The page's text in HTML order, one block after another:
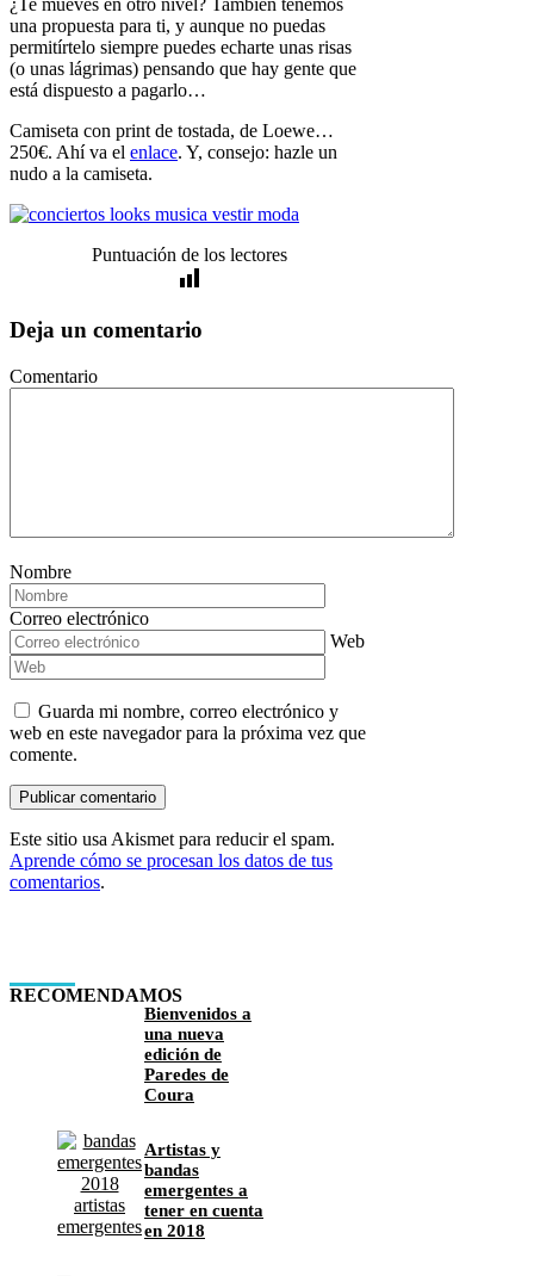
¿Te mueves en otro nivel? También tenemos
una propuesta para ti, y aunque no puedas
permitírtelo siempre puedes echarte unas risas
(o unas lágrimas) pensando que hay gente que
está dispuesto a pagarlo…
Camiseta con print de tostada, de Loewe…
250€. Ahí va el enlace. Y, consejo: hazle un
nudo a la camiseta.
Puntuación de los lectores
Deja un comentario
Comentario
Nombre
Correo electrónico
Web
Guarda mi nombre, correo electrónico y
web en este navegador para la próxima vez que
comente.
Este sitio usa Akismet para reducir el spam.
Aprende cómo se procesan los datos de tus
comentarios.
RECOMENDAMOS
Bienvenidos a
una nueva
edición de
Paredes de
Coura
Artistas y
bandas
emergentes a
tener en cuenta
en 2018